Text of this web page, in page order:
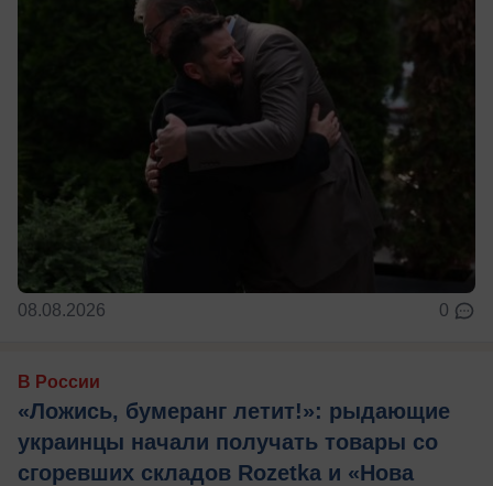
08.08.2026 0
В России
«Ложись, бумеранг летит!»: рыдающие
украинцы начали получать товары со
сгоревших складов Rozetka и «Нова